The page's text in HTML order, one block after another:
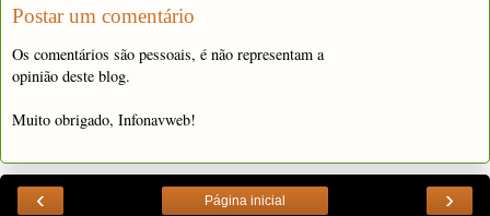
Postar um comentário
Os comentários são pessoais, é não representam a
opinião deste blog.
Muito obrigado, Infonavweb!
‹ ›
Página inicial